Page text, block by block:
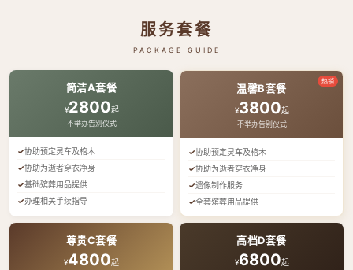
服务套餐
PACKAGE GUIDE
简洁A套餐
¥2800起
不举办告别仪式
协助预定灵车及棺木
协助为逝者穿衣净身
基础殡葬用品提供
办理相关手续指导
热销
温馨B套餐
¥3800起
不举办告别仪式
协助预定灵车及棺木
协助为逝者穿衣净身
遗像制作服务
全套殡葬用品提供
尊贵C套餐
¥4800起
高档D套餐
¥6800起